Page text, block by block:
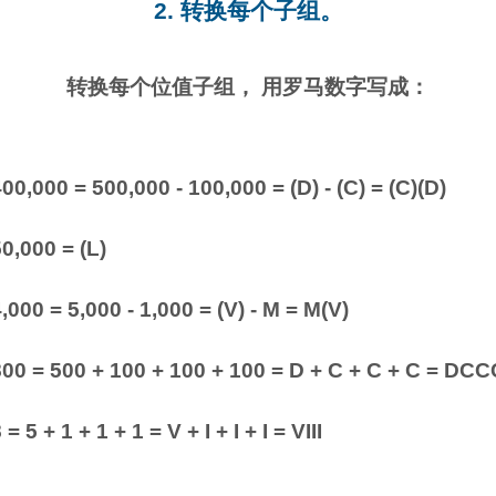
2. 转换每个子组。
转换每个位值子组， 用罗马数字写成：
= 500,000 - 100,000 = (D) - (C) = (C)(D)
= (L)
= 5,000 - 1,000 = (V) - M = M(V)
= 500 + 100 + 100 + 100 = D + C + C + C =
= 5 + 1 + 1 + 1 = V + I + I + I = VIII